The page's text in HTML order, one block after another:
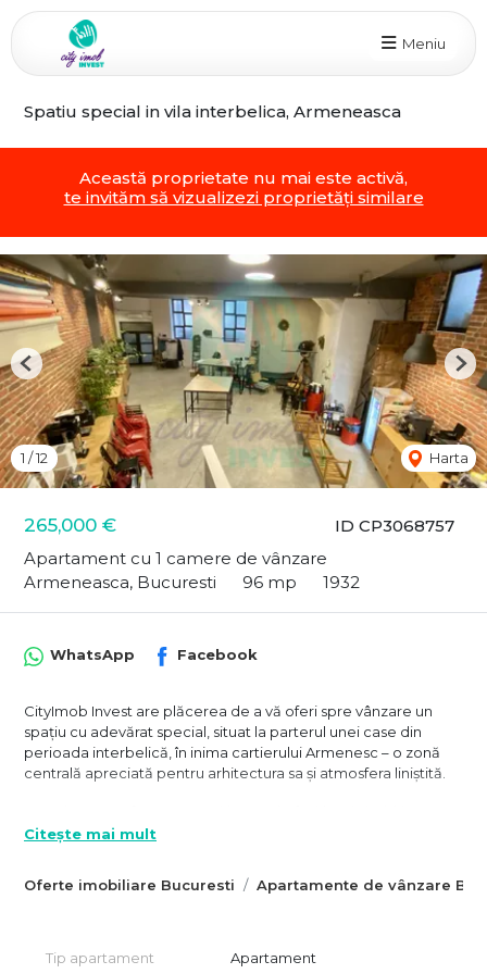
Meniu
Spatiu special in vila interbelica, Armeneasca
Această proprietate nu mai este activă,
te invităm să vizualizezi proprietăți similare
ID CP3068757
265,000 €
Apartament cu 1 camere de vânzare
Armeneasca, Bucuresti
96 mp 1932
1 /12 Harta
Previous
Oferte imobiliare Bucuresti Apartamente de vânzare
WhatsApp Facebook
CityImob Invest are plăcerea de a vă oferi spre vânzare un
spațiu cu adevărat special, situat la parterul unei case din
perioada interbelică, în inima cartierului Armenesc – o zonă
centrală apreciată pentru arhitectura sa și atmosfera liniștită.
înlocuirea completă a instalațiilor electrice și sanitare, precum
armonios elementele originale – precum cărămida aparentă –
Citește mai mult
Tip apartament Apartament